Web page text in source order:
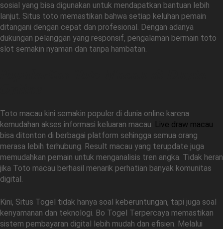
sosial yang bisa digunakan untuk mendapatkan bantuan lebih
lanjut. Situs toto memastikan bahwa setiap keluhan pemain
ditangani dengan cepat dan profesional. Dengan adanya
dukungan pelanggan yang responsif, pengalaman bermain toto
slot semakin nyaman dan tanpa hambatan.
Toto macau kini semakin populer di dunia online karena
kemudahan akses informasi keluaran macau. Live draw macau
bisa ditonton di berbagai platform sehingga semua orang
merasa lebih terhubung. Result macau yang terupdate juga
memudahkan pemain untuk menganalisis tren angka. Tidak heran
jika Toto macau berhasil menarik perhatian banyak komunitas
digital.
Kini, Situs Togel tidak hanya soal keberuntungan, tapi juga soal
kenyamanan dan teknologi. Bo Togel Terpercaya memastikan
sistem pembayaran digital lebih mudah dan efisien. Melalui